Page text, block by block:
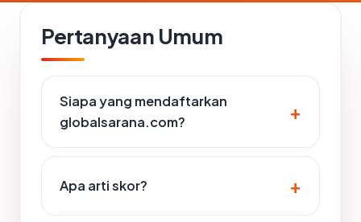
Pertanyaan Umum
Siapa yang mendaftarkan
globalsarana.com?
Apa arti skor?